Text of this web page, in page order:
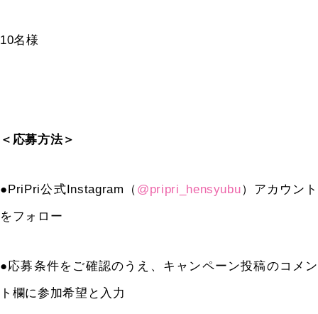
10名様
＜応募方法＞
●PriPri公式Instagram（ @pripri_hensyubu） アカウント
をフォロー
●応募条件をご確認のうえ 、キャンペーン投稿のコメン
ト欄に参加希望と入力